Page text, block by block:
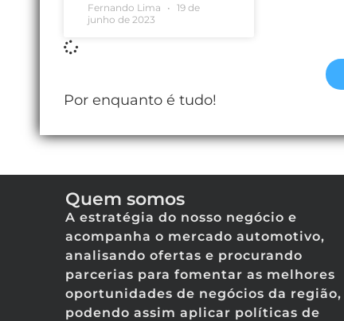
Fernando Lima
19 de
junho de 2023
Por enquanto é tudo!
Quem somos
A estratégia do nosso negócio e
acompanha o mercado automotivo,
analisando ofertas e procurando
parcerias para fomentar as melhores
oportunidades de negócios da região,
podendo assim aplicar políticas de